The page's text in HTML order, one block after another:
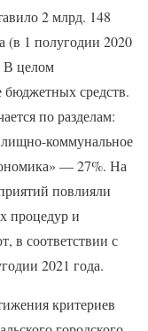
2 млрд. 148
(в 1 полугодии 2020
В целом
бюджетных средств.
по разделам:
коммунальное
— 27%. На
повлияли
процедур и
в соответствии с
2021 года.
критериев